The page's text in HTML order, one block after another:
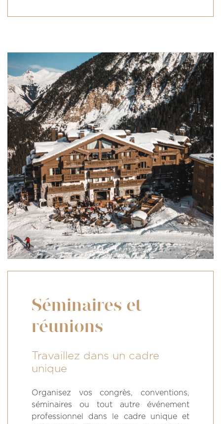
Séminaires et
réunions
Travaillez dans un cadre
unique
Organisez vos congrès, conventions,
séminaires ou tout autre événement
professionnel dans le cadre unique et